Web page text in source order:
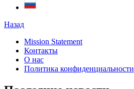
Назад
Mission Statement
Контакты
О нас
Политика конфиденциальности